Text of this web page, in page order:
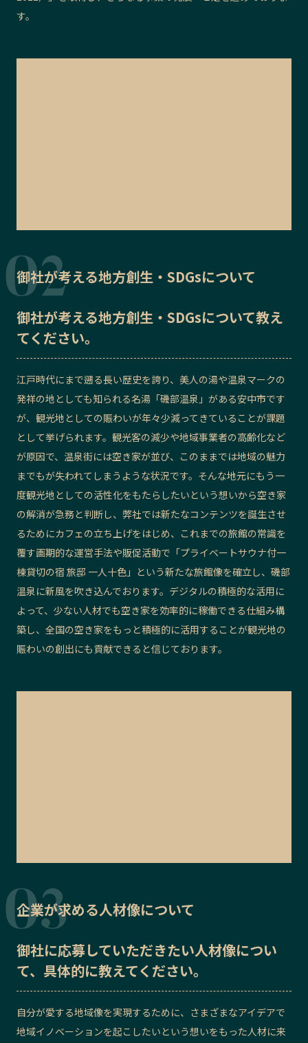
す。
御社が考える地方創生・SDGsについて
御社が考える地方創生・SDGsについて教え
てください。
江戸時代にまで遡る長い歴史を誇り、美人の湯や温泉マークの
発祥の地としても知られる名湯「磯部温泉」がある安中市です
が、観光地としての賑わいが年々少減ってきていることが課題
として挙げられます。観光客の減少や地域事業者の高齢化など
が原因で、温泉街には空き家が並び、このままでは地域の魅力
までもが失われてしまうような状況です。そんな地元にもう一
度観光地としての活性化をもたらしたいという想いから空き家
の解消が急務と判断し、弊社では新たなコンテンツを誕生させ
るためにカフェの立ち上げをはじめ、これまでの旅館の常識を
覆す画期的な運営手法や販促活動で「プライベートサウナ付一
棟貸切の宿 旅邸 一人十色」という新たな旅館像を確立し、磯部
温泉に新風を吹き込んでおります。デジタルの積極的な活用に
よって、少ない人材でも空き家を効率的に稼働できる仕組み構
築し、全国の空き家をもっと積極的に活用することが観光地の
賑わいの創出にも貢献できると信じております。
企業が求める人材像について
御社に応募していただきたい人材像につい
て、具体的に教えてください。
自分が愛する地域像を実現するために、さまざまなアイデアで
地域イノベーションを起こしたいという想いをもった人材に来